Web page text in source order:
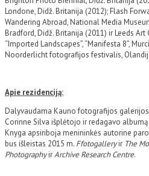
Londone, Didž. Britanija (2012); Flash
Wandering Abroad, National Media
Bradford, Didž. Britanija (2011) ir Leeds Art
“Imported Landscapes”, “Manifesta 8”,
Noorderlicht fotografijos festivalis,
Apie rezidenciją:
Dalyvaudama Kauno fotografijos
Corinne Silva išplėtojo ir redagavo albumą
Knyga apsiriboja menininkės autorine
bus išleistas 2015 m. Ffotogalleryir The
PhotographyirArchive Research Centre.